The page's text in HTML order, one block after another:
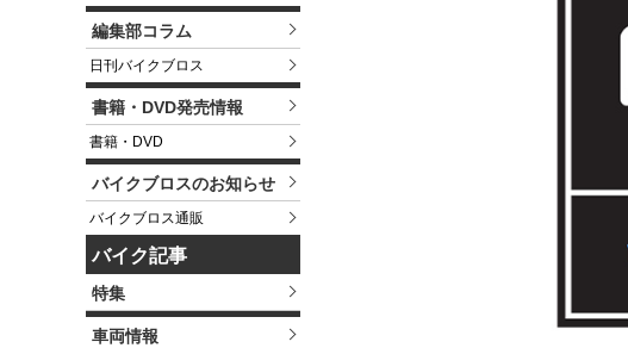
編集部コラム
日刊バイクブロス
書籍・DVD発売情報
書籍・DVD
バイクブロスのお知らせ
バイクブロス通販
バイク記事
特集
車両情報